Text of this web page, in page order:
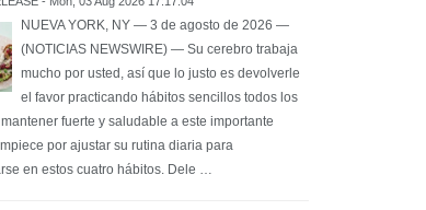
NUEVA YORK, NY — 3 de agosto de 2026 —
(NOTICIAS NEWSWIRE) — Su cerebro trabaja
mucho por usted, así que lo justo es devolverle
el favor practicando hábitos sencillos todos los
fuerte y saludable a este importante
por ajustar su rutina diaria para
en estos cuatro hábitos. Dele …